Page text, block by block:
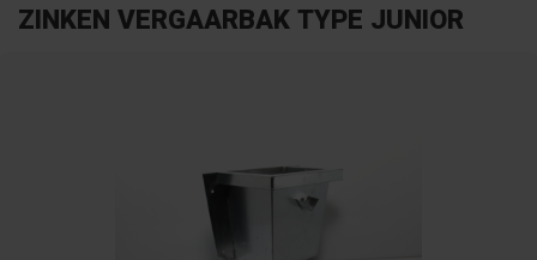
ZINKEN VERGAARBAK TYPE JUNIOR